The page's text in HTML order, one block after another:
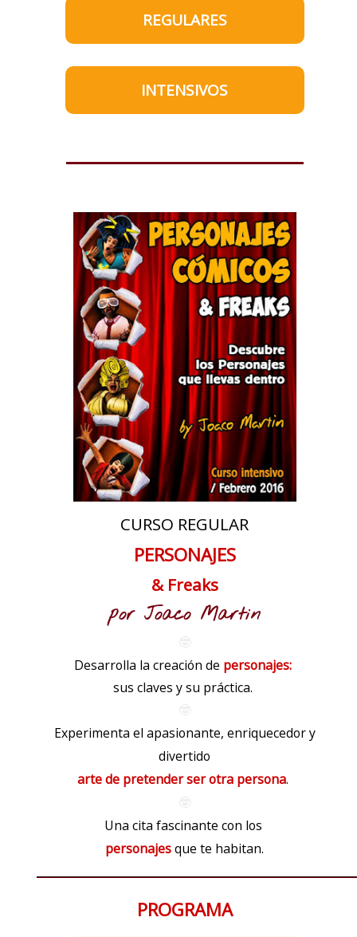
REGULARES
INTENSIVOS
CURSO REGULAR
PERSONAJES
& Freaks
por Joaco Martin
Desarrolla la creaciónde personajes:
sus claves y su práctica.
Experimenta el apasionante, enriquecedor y
divertido
arte de pretender ser otra persona.
Una cita fascinante con los
personajes que te habitan.
PROGRAMA